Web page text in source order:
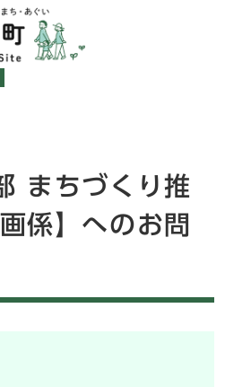
まちづくり推
係】へのお問